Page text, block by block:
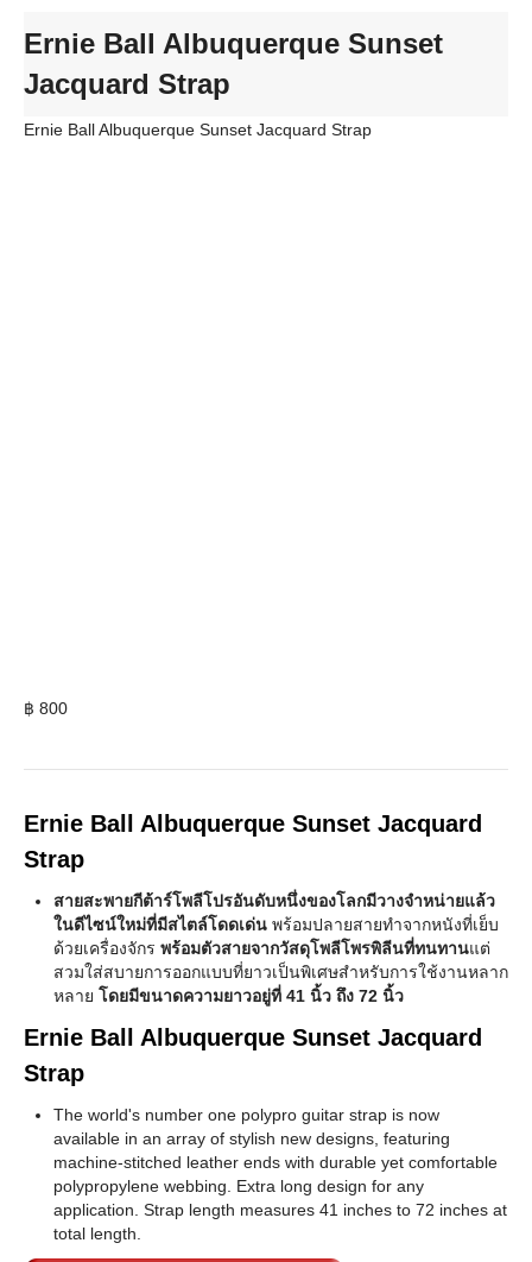
Ernie Ball Albuquerque Sunset
Jacquard Strap
Ernie Ball Albuquerque Sunset Jacquard Strap
฿ 800
Ernie Ball Albuquerque Sunset Jacquard
Strap
สายสะพายกีต้าร์โพลีโปรอันดับหนึ่งของโลกมีวางจำหน่ายแล้ว
ในดีไซน์ใหม่ที่มีสไตล์โดดเด่น พร้อมปลายสายทำจากหนังที่เย็บ
ด้วยเครื่องจักร พร้อมตัวสายจากวัสดุโพลีโพรพิลีนที่ทนทานแต่
สวมใส่สบายการออกแบบที่ยาวเป็นพิเศษสำหรับการใช้งานหลาก
หลาย โดยมีขนาดความยาวอยู่ที่ 41 นิ้ว ถึง 72 นิ้ว
Ernie Ball Albuquerque Sunset Jacquard
Strap
The world's number one polypro guitar strap is now
available in an array of stylish new designs, featuring
machine-stitched leather ends with durable yet comfortable
polypropylene webbing. Extra long design for any
application. Strap length measures 41 inches to 72 inches at
total length.